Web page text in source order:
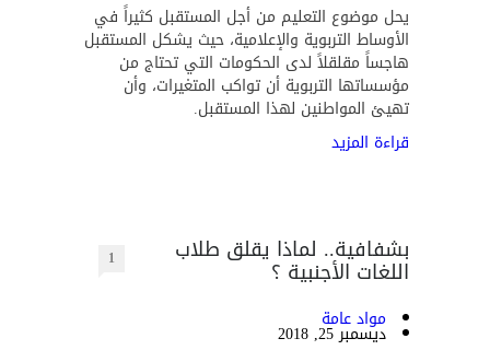
يحل موضوع التعليم من أجل المستقبل كثيراً في
الأوساط التربوية والإعلامية، حيث يشكل المستقبل
هاجساً مقلقلاً لدى الحكومات التي تحتاج من
مؤسساتها التربوية أن تواكب المتغيرات، وأن
تهيئ المواطنين لهذا المستقبل.
قراءة المزيد
بشفافية.. لماذا يقلق طلاب
اللغات الأجنبية ؟ 1
مواد عامة
ديسمبر 25, 2018